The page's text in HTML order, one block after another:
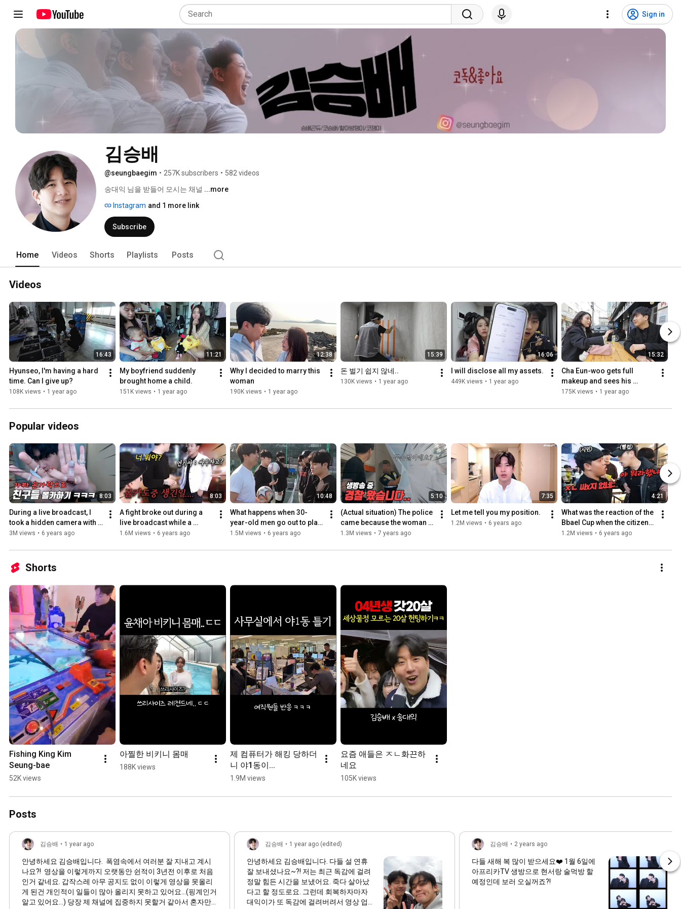
Sign in
김승배
@seungbaegim • 257K subscribers • 582 videos
송대익 님을 받들어 모시는 채널 ...more
Instagram and 1 more link
Subscribe
Home Videos Shorts Playlists Posts
Videos
16:43
Hyunseo, I'm having a hard
time. Can I give up?
108K views • 1 year ago
11:21
My boyfriend suddenly
brought home a child.
151K views • 1 year ago
12:38
Why I decided to marry this
woman
190K views • 1 year ago
15:39
돈 벌기 쉽지 않네..
130K views • 1 year ago
16:06
I will disclose all my assets.
449K views • 1 year ago
15:32
Cha Eun-woo gets full
makeup and sees his
girlfriend's reaction
175K views • 1 year ago
Popular videos
8:03
During a live broadcast, I
took a hidden camera with a
fake finger and ended up
3M views • 6 years ago
8:03
A fight broke out during a
live broadcast while a
hidden camera was being
1.6M views • 6 years ago
10:48
What happens when 30-
year-old men go out to play
tomorrow or the day after?
1.5M views • 6 years ago
5:10
(Actual situation) The police
came because the woman
next door was screaming
1.3M views • 7 years ago
7:35
Let me tell you my position.
1.2M views • 6 years ago
4:21
What was the reaction of the
Bbael Cup when the citizens
started a fight?
1.2M views • 6 years ago
Shorts
Fishing King Kim
Seung-bae
52K views
아찔한 비키니 몸매
188K views
제 컴퓨터가 해킹 당하더
니 야1동이...
1.9M views
요즘 애들은 ㅈㄴ화끈하
네요
105K views
Posts
김승배 • 1 year ago
안녕하세요 김승배입니다. 폭염속에서 여러분 잘 지내고 계시
나요?! 영상을 이렇게까지 오랫동안 쉰적이 3년전 이후로 처음
인거 같네요. 갑작스레 아무 공지도 없이 이렇게 영상을 못올리
게 된건 개인적이 일들이 많아 올리지 못하고 있어요...(핑계인거
알고 있어요...) 당장 제 채널에 집중하지 못할거 같아서 혼자만
김승배 • 1 year ago (edited)
안녕하세요 김승배입니다. 다들 설 연휴
잘 보내셨나요~?! 저는 최근 독감에 걸려
정말 힘든 시간을 보냈어요. 죽다 살아났
다고 할 정도로요. 그런데 회복하자마자
대익이가 또 독감에 걸려버려서 영상 업로
김승배 • 2 years ago
다들 새해 복 많이 받으세요❤️ 1월 6일에
아프리카TV 생방으로 현서랑 술먹방 할
예정인데 보러 오실꺼죠?!